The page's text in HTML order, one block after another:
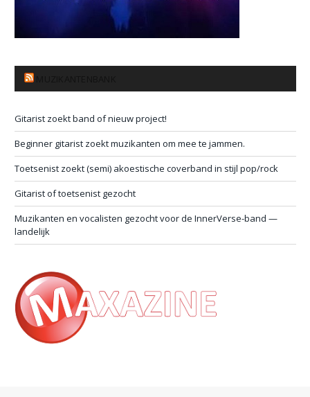
Gitarist zoekt band of nieuw project!
Beginner gitarist zoekt muzikanten om mee te jammen.
Toetsenist zoekt (semi) akoestische coverband in stijl pop/rock
Gitarist of toetsenist gezocht
Muzikanten en vocalisten gezocht voor de InnerVerse-band —
landelijk